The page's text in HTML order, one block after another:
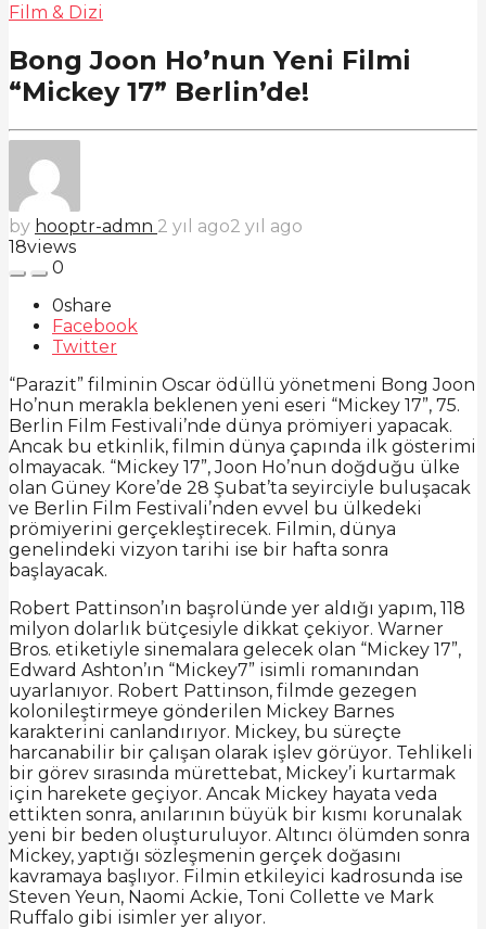
Film & Dizi
Bong Joon Ho’nun Yeni Filmi
“Mickey 17” Berlin’de!
by hooptr-admn 2 yıl ago2 yıl ago
18views
0
0share
Facebook
Twitter
“Parazit” filminin Oscar ödüllü yönetmeni Bong Joon
Ho’nun merakla beklenen yeni eseri “Mickey 17”, 75.
Berlin Film Festivali’nde dünya prömiyeri yapacak.
Ancak bu etkinlik, filmin dünya çapında ilk gösterimi
olmayacak. “Mickey 17”, Joon Ho’nun doğduğu ülke
olan Güney Kore’de 28 Şubat’ta seyirciyle buluşacak
ve Berlin Film Festivali’nden evvel bu ülkedeki
prömiyerini gerçekleştirecek. Filmin, dünya
genelindeki vizyon tarihi ise bir hafta sonra
başlayacak.
Robert Pattinson’ın başrolünde yer aldığı yapım, 118
milyon dolarlık bütçesiyle dikkat çekiyor. Warner
Bros. etiketiyle sinemalara gelecek olan “Mickey 17”,
Edward Ashton’ın “Mickey7” isimli romanından
uyarlanıyor. Robert Pattinson, filmde gezegen
kolonileştirmeye gönderilen Mickey Barnes
karakterini canlandırıyor. Mickey, bu süreçte
harcanabilir bir çalışan olarak işlev görüyor. Tehlikeli
bir görev sırasında mürettebat, Mickey’i kurtarmak
için harekete geçiyor. Ancak Mickey hayata veda
ettikten sonra, anılarının büyük bir kısmı korunalak
yeni bir beden oluşturuluyor. Altıncı ölümden sonra
Mickey, yaptığı sözleşmenin gerçek doğasını
kavramaya başlıyor. Filmin etkileyici kadrosunda ise
Steven Yeun, Naomi Ackie, Toni Collette ve Mark
Ruffalo gibi isimler yer alıyor.